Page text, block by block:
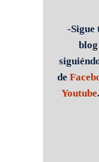
-Sigue
de
Youtube